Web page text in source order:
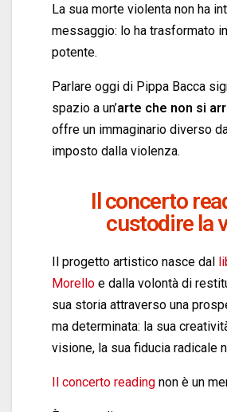
La sua morte violenta non ha
messaggio: lo ha trasformato in
potente.
Parlare oggi di Pippa Bacca
spazio a un’arte che non si
offre un immaginario diverso
imposto dalla violenza.
Il concerto
custodire la
Il progetto artistico nasce dal
Morello e dalla volontà di
sua storia attraverso una
ma determinata: la sua
visione, la sua fiducia radicale
Il concerto reading non è un